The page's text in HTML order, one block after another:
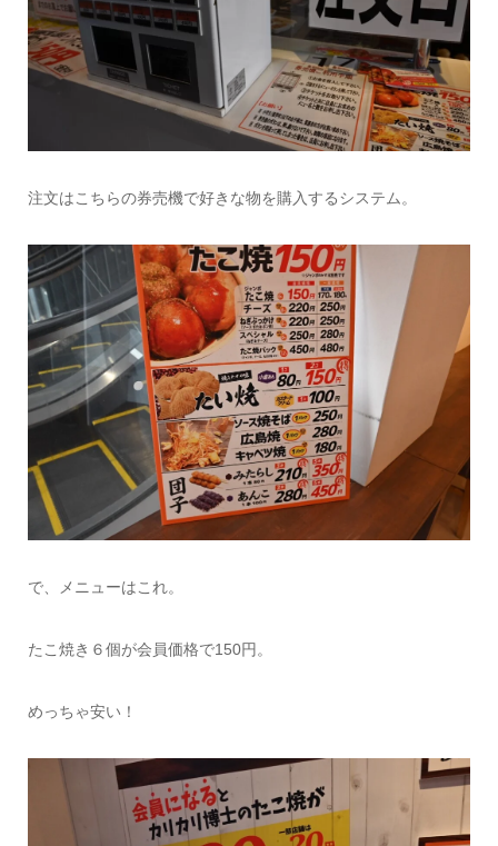
注文はこちらの券売機で好きな物を購入するシステム。
で、メニューはこれ。
たこ焼き６個が会員価格で150円。
めっちゃ安い！